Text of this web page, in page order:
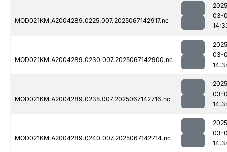
MOD021KM.A2004289.0225.007.2025067142917.nc
03-
MOD021KM.A2004289.0230.007.2025067142900.nc
03-
MOD021KM.A2004289.0235.007.2025067142716.nc
03-
MOD021KM.A2004289.0240.007.2025067142714.nc
03-